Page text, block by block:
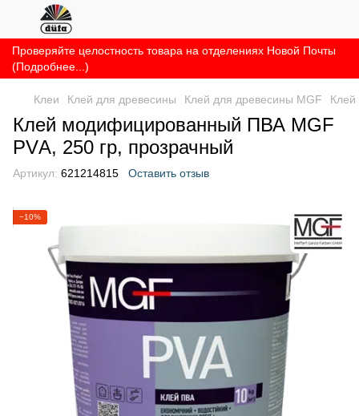
Проверяйте целостность товара на отделениях Новой Почты
(Подробнее...)
Клеи Клей для древесины Клей для древесины MGF
Клей модифицированный ПВА MGF
PVА, 250 гр, прозрачный
Артикул: 621214815 Оставить отзыв
−10%